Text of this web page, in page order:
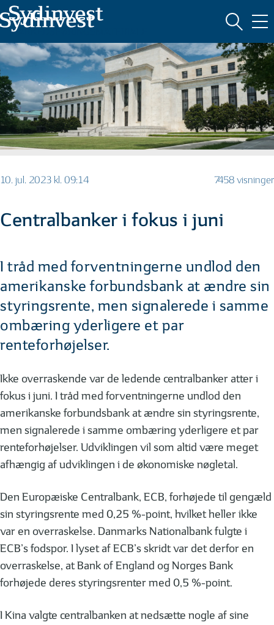
MARKEDSFØRINGSMATERIALE
10. jul. 2023 kl. 09:14 7458 visninger
Centralbanker i fokus i juni
I tråd med forventningerne undlod den
amerikanske forbundsbank at ændre sin
styringsrente, men signalerede i samme
ombæring yderligere et par
renteforhøjelser.
Ikke overraskende var de ledende centralbanker atter i
fokus i juni. I tråd med forventningerne undlod den
amerikanske forbundsbank at ændre sin styringsrente,
men signalerede i samme ombæring yderligere et par
renteforhøjelser. Udviklingen vil som altid være meget
afhængig af udviklingen i de økonomiske nøgletal.
Den Europæiske Centralbank, ECB, forhøjede til gengæld
sin styringsrente med 0,25 %-point, hvilket heller ikke
var en overraskelse. Danmarks Nationalbank fulgte i
ECB’s fodspor. I lyset af ECB’s skridt var det derfor en
overraskelse, at Bank of England og Norges Bank
forhøjede deres styringsrenter med 0,5 %-point.
I Kina valgte centralbanken at nedsætte nogle af sine